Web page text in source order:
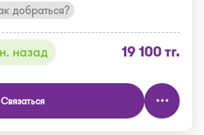
добраться?
назад 19 100 тг.
Связаться